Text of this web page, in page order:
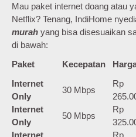
Mau paket internet doang atau
Netflix? Tenang, IndiHome
murah yang bisa disesuaikan
di bawah:
Paket
Kecepatan
Internet
Only
30 Mbps
Rp
Internet
Only
50 Mbps
Rp
Internet
Rp